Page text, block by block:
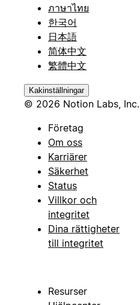
ภาษาไทย
한국어
日本語
简体中文
繁體中文
Kakinställningar
© 2026 Notion Labs, Inc.
Företag
Om oss
Karriärer
Säkerhet
Status
Villkor och
integritet
Dina rättigheter
till integritet
Resurser